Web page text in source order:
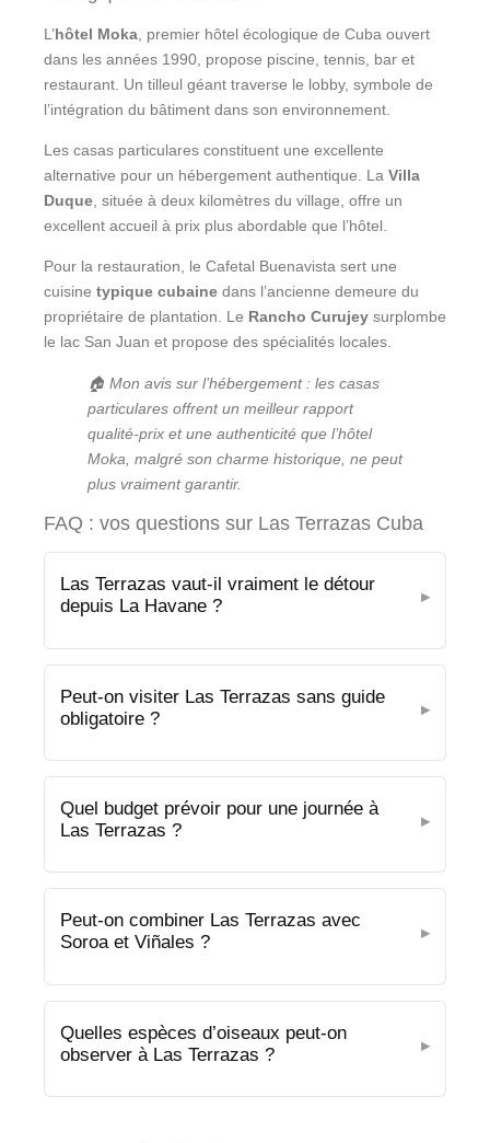
L’hôtel Moka , premier hôtel écologique de Cuba ouvert
dans les années 1990, propose piscine, tennis, bar et
restaurant. Un tilleul géant traverse le lobby, symbole de
l’intégration du bâtiment dans son environnement.
Les casas particulares constituent une excellente
alternative pour un hébergement authentique. La Villa
Duque , située à deux kilomètres du village, offre un
excellent accueil à prix plus abordable que l’hôtel.
Pour la restauration, le Cafetal Buenavista sert une
cuisine typique cubaine dans l’ancienne demeure du
propriétaire de plantation. Le Rancho Curujey surplombe
le lac San Juan et propose des spécialités locales.
🏠 Mon avis sur l’hébergement : les casas
particulares offrent un meilleur rapport
qualité-prix et une authenticité que l’hôtel
Moka, malgré son charme historique, ne peut
plus vraiment garantir.
FAQ : vos questions sur Las Terrazas Cuba
Las Terrazas vaut-il vraiment le détour
depuis La Havane ?
Peut-on visiter Las Terrazas sans guide
obligatoire ?
Quel budget prévoir pour une journée à
Las Terrazas ?
Peut-on combiner Las Terrazas avec
Soroa et Viñales ?
Quelles espèces d’oiseaux peut-on
observer à Las Terrazas ?